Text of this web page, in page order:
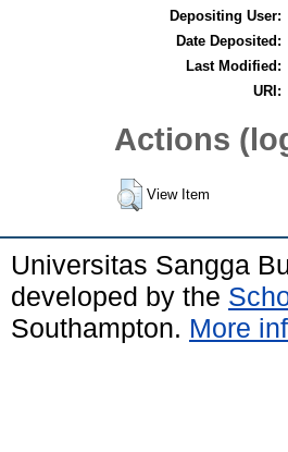
Depositing User:
Date Deposited:
Last Modified:
URI:
Actions
View Item
Universitas Sangga
developed by the
Southampton. More